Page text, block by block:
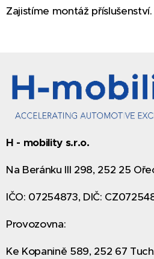
Zajistíme montáž příslušenství.
H - mobility s.r.o.
Na Beránku III 298, 252 25
IČO: 07254873, DIČ:
Provozovna:
Ke Kopanině 589, 252 67